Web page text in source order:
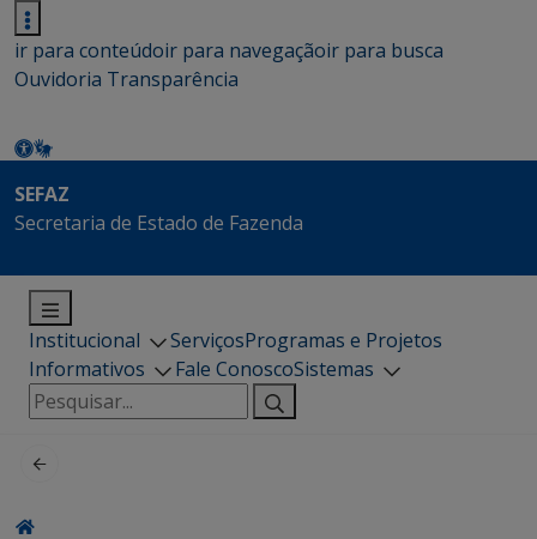
ir para conteúdoir para navegaçãoir para busca
Ouvidoria Transparência
SEFAZ
Secretaria de Estado de Fazenda
Institucional ServiçosProgramas e Projetos
Informativos
Fale ConoscoSistemas
Pesquisar
por: